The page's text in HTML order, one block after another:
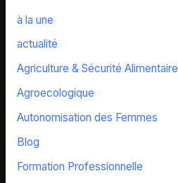
à la une
actualité
Agriculture & Sécurité Alimentaire
Agroecologique
Autonomisation des Femmes
Blog
Formation Professionnelle